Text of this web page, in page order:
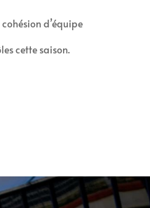
d’équipe
cette saison.